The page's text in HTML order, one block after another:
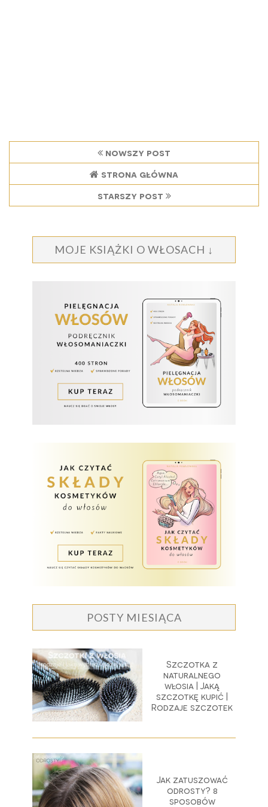
nowszy post
strona główna
starszy post
MOJE KSIĄŻKI O WŁOSACH ↓
POSTY MIESIĄCA
Szczotka z
naturalnego
włosia | Jaką
szczotkę kupić |
Rodzaje szczotek
Jak zatuszować
odrosty? 8
sposobów